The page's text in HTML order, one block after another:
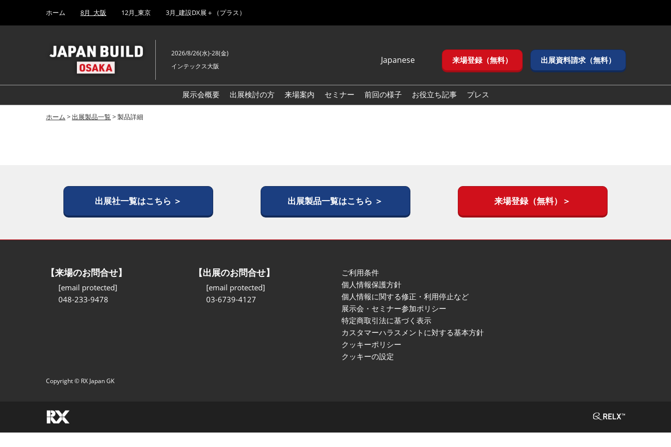
キ
し
to
ホーム 8月_大阪 12月_東京 3月_建設DX展＋（プラス）
2026/8/26(水)-28(金)
インテックス大阪
Japanese
English
Korean (Naver
来場登録（無料） 出展資料請求（無料）
展示会概要 出展検討の方 来場案内 セミナー 前回の様子 お役立ち記事 プレス
ホーム >出展製品一覧 > 製品詳細
出展社一覧はこちら ＞ 出展製品一覧はこちら ＞ 来場登録（無料）＞
【来場のお問合せ】
[email protected]
048-233-9478
【出展のお問合せ】
[email protected]
03-6739-4127
ご利用条件
個人情報保護方針
個人情報に関する修正・利用停止など
展示会・セミナー参加ポリシー
特定商取引法に基づく表示
カスタマーハラスメントに対する基本方針
クッキーポリシー
クッキーの設定
Copyright © RX Japan GK